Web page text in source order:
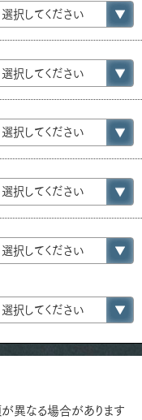
異なる場合があります